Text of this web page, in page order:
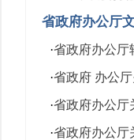
省政府办公厅
·省政府办公厅
·省政府 办公
·省政府办公厅
·省政府办公厅